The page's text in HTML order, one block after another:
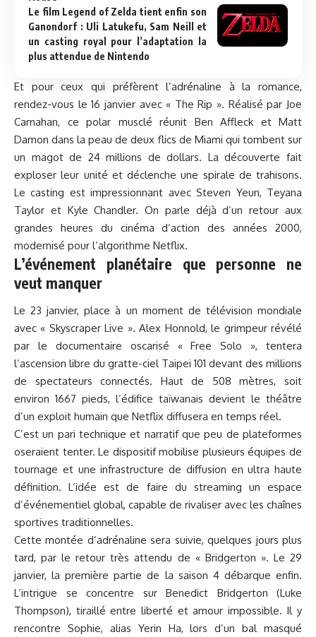
Le film Legend of Zelda tient enfin son
Ganondorf : Uli Latukefu, Sam Neill et
un casting royal pour l’adaptation la
plus attendue de Nintendo
Et pour ceux qui préfèrent l’adrénaline à la romance,
rendez-vous le 16 janvier avec « The Rip ». Réalisé par Joe
Carnahan, ce polar musclé réunit Ben Affleck et Matt
Damon dans la peau de deux flics de Miami qui tombent sur
un magot de 24 millions de dollars. La découverte fait
exploser leur unité et déclenche une spirale de trahisons.
Le casting est impressionnant avec Steven Yeun, Teyana
Taylor et Kyle Chandler. On parle déjà d’un retour aux
grandes heures du cinéma d’action des années 2000,
modernisé pour l’algorithme Netflix.
L’événement planétaire que personne ne
veut manquer
Le 23 janvier, place à un moment de télévision mondiale
avec « Skyscraper Live ». Alex Honnold, le grimpeur révélé
par le documentaire oscarisé « Free Solo », tentera
l’ascension libre du gratte-ciel Taipei 101 devant des millions
de spectateurs connectés. Haut de 508 mètres, soit
environ 1667 pieds, l’édifice taïwanais devient le théâtre
d’un exploit humain que Netflix diffusera en temps réel.
C’est un pari technique et narratif que peu de plateformes
oseraient tenter. Le dispositif mobilise plusieurs équipes de
tournage et une infrastructure de diffusion en ultra haute
définition. L’idée est de faire du streaming un espace
d’événementiel global, capable de rivaliser avec les chaînes
sportives traditionnelles.
Cette montée d’adrénaline sera suivie, quelques jours plus
tard, par le retour très attendu de « Bridgerton ». Le 29
janvier, la première partie de la saison 4 débarque enfin.
L’intrigue se concentre sur Benedict Bridgerton (Luke
Thompson), tiraillé entre liberté et amour impossible. Il y
rencontre Sophie, alias Yerin Ha, lors d’un bal masqué